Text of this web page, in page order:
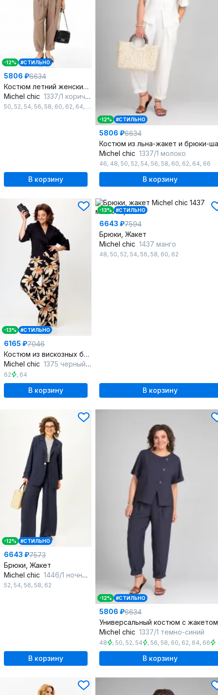
-12% #СТИЛЬНО
5806 ₽6634
Костюм летний женский из льна: жакет и брюки
Michel chic 1337/1 коричневый
50, 52, 54, 56, 58, 60, 62, 64, 66
В корзину
-12% #СТИЛЬНО
5806 ₽6634
Michel chic 1337/1 молоко
46, 48, 50, 52, 54, 56, 58, 60, 62, 64, 66
В корзину
-13% #СТИЛЬНО
6165 ₽7046
Костюм из вискозных брюк и жакета с лацканами и поясом
Michel chic 1375 черный,ромашка
62 , 64
В корзину
-13% #СТИЛЬНО
6643 ₽7594
Брюки, Жакет
Michel chic 1437 манго
48, 50, 52, 54, 56, 58, 60, 62
В корзину
-12% #СТИЛЬНО
6643 ₽7573
Брюки, Жакет
Michel chic 1446/1 ночное_небо
52, 54, 56, 58, 62
В корзину
-12% #СТИЛЬНО
5806 ₽6634
Michel chic 1337/1 темно-синий
48 , 50, 52, 54 , 56, 58, 60, 62, 64, 66
В корзину